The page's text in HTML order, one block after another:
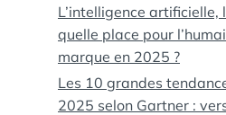
L’intelligence
quelle place pour
marque en 2025 ?
Les 10 grandes
2025 selon Gartner :